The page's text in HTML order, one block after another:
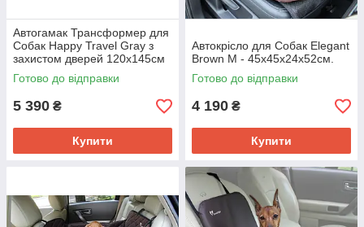
Автогамак Трансформер для
Собак Happy Travel Gray з
захистом дверей 120х145см
Готово до відправки
5 390 ₴
Купити
Автокрісло для Собак Elegant
Brown M - 45x45x24x52см.
Готово до відправки
4 190 ₴
Купити